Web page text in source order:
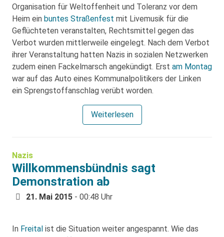
Organisation für Weltoffenheit und Toleranz vor dem
Heim ein buntes Straßenfest mit Livemusik für die
Geflüchteten veranstalten, Rechtsmittel gegen das
Verbot wurden mittlerweile eingelegt. Nach dem Verbot
ihrer Veranstaltung hatten Nazis in sozialen Netzwerken
zudem einen Fackelmarsch angekündigt. Erst am Montag
war auf das Auto eines Kommunalpolitikers der Linken
ein Sprengstoffanschlag verübt worden.
Weiterlesen
Nazis
Willkommensbündnis sagt
Demonstration ab
21. Mai 2015 - 00:48 Uhr
In Freital ist die Situation weiter angespannt. Wie das